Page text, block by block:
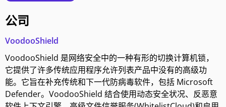
公司
VoodooShield
VoodooShield 是网络安全中的一种有形的切换计算机锁，
它提供了许多传统应用程序允许列表产品中没有的高级功
能。它旨在补充传统和下一代防病毒软件，包括 Microsoft
Defender。VoodooShield 结合使用动态安全状况、反恶意